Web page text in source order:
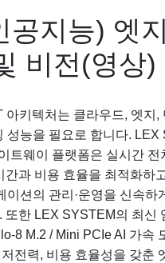
공지능) 엣
비전(영상)
아키텍처는 클라우드, 엣지,
성능을 필요로 합니다. LEX
트웨이 플랫폼은 실시간 전
간과 비용 효율을 최적화하
이션의 관리·운영을 신속하
또한 LEX SYSTEM의 최신
8 M.2 / Mini PCIe AI 가속
전력, 비용 효율성을 갖춘